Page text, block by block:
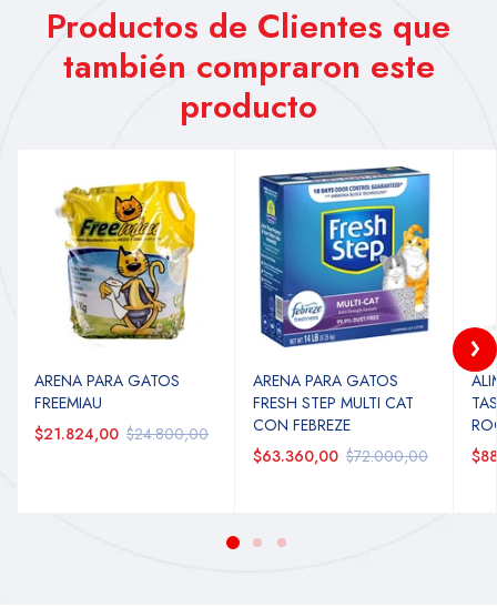
Productos de Clientes que
también compraron este
producto
ARENA PARA GATOS
FREEMIAU
$21.824,00 $24.800,00
ARENA PARA GATOS
FRESH STEP MULTI CAT
CON FEBREZE
$63.360,00 $72.000,00